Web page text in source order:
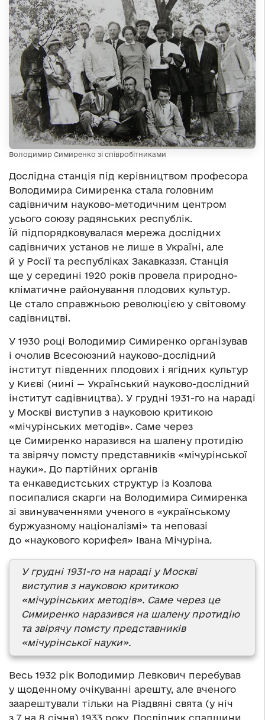
Володимир Симиренко зі співробітниками
Дослідна станція під керівництвом професора
Володимира Симиренка стала головним
садівничим науково-методичним центром
усього союзу радянських республік.
Їй підпорядковувалася мережа дослідних
садівничих установ не лише в Україні, але
й у Росії та республіках Закавказзя. Станція
ще у середині 1920 років провела природно-
кліматичне районування плодових культур.
Це стало справжньою революцією у світовому
садівництві.
У 1930 році Володимир Симиренко організував
і очолив Всесоюзний науково-дослідний
інститут південних плодових і ягідних культур
у Києві (нині — Український науково-дослідний
інститут садівництва). У грудні 1931-го на нараді
у Москві виступив з науковою критикою
«мічурінських методів». Саме через
це Симиренко наразився на шалену протидію
та звірячу помсту представників «мічурінської
науки». До партійних органів
та енкаведистських структур із Козлова
посипалися скарги на Володимира Симиренка
зі звинуваченнями ученого в «українському
буржуазному націоналізмі» та неповазі
до «наукового корифея» Івана Мічуріна.
У грудні 1931-го на нараді у Москві
виступив з науковою критикою
«мічурінських методів». Саме через це
Симиренко наразився на шалену протидію
та звірячу помсту представників
«мічурінської науки».
Весь 1932 рік Володимир Левкович перебував
у щоденному очікуванні арешту, але вченого
заарештували тільки на Різдвяні свята (у ніч
з 7 на 8 січня) 1933 року. Дослідник спадщини